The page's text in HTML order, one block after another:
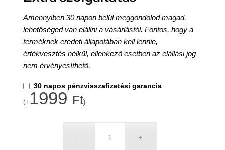
Amennyiben 30 napon belül meggondolod magad,
lehetőséged van elállni a vásárlástól. Fontos, hogy a
terméknek eredeti állapotában kell lennie,
értékvesztés nélkül, ellenkező esetben az elállási jog
nem érvényesíthető.
30 napos pénzvisszafizetési garancia
(+ 1999 Ft)